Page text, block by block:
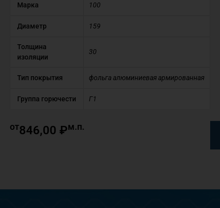
Марка 100
Диаметр 159
Толщина
изоляции
30
Тип покрытия фольга алюминиевая армированная
Группа горючести Г1
от846,00 ₽м.п.